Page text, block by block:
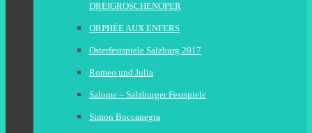
DREIGROSCHENOPER
ORPHÉE AUX ENFERS
Osterfestspiele Salzburg 2017
Romeo und Julia
Salome – Salzburger Festspiele
Simon Boccanegra